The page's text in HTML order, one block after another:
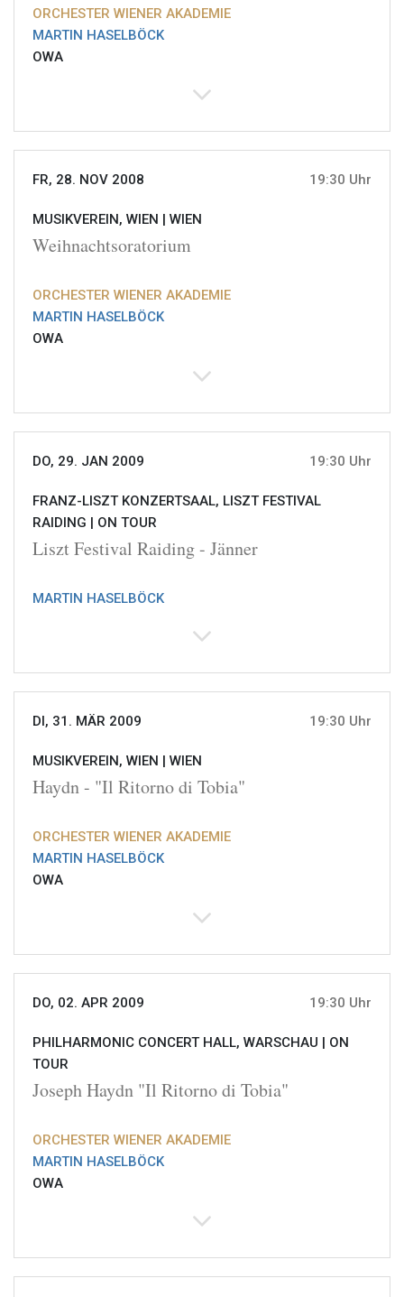
ORCHESTER WIENER AKADEMIE
MARTIN HASELBÖCK
OWA
FR, 28. NOV 2008 19:30 Uhr
MUSIKVEREIN, WIEN | WIEN
Weihnachtsoratorium
ORCHESTER WIENER AKADEMIE
MARTIN HASELBÖCK
OWA
DO, 29. JAN 2009 19:30 Uhr
FRANZ-LISZT KONZERTSAAL, LISZT FESTIVAL
RAIDING | ON TOUR
Liszt Festival Raiding - Jänner
MARTIN HASELBÖCK
DI, 31. MÄR 2009 19:30 Uhr
MUSIKVEREIN, WIEN | WIEN
Haydn - "Il Ritorno di Tobia"
ORCHESTER WIENER AKADEMIE
MARTIN HASELBÖCK
OWA
DO, 02. APR 2009 19:30 Uhr
PHILHARMONIC CONCERT HALL, WARSCHAU | ON
TOUR
Joseph Haydn "Il Ritorno di Tobia"
ORCHESTER WIENER AKADEMIE
MARTIN HASELBÖCK
OWA